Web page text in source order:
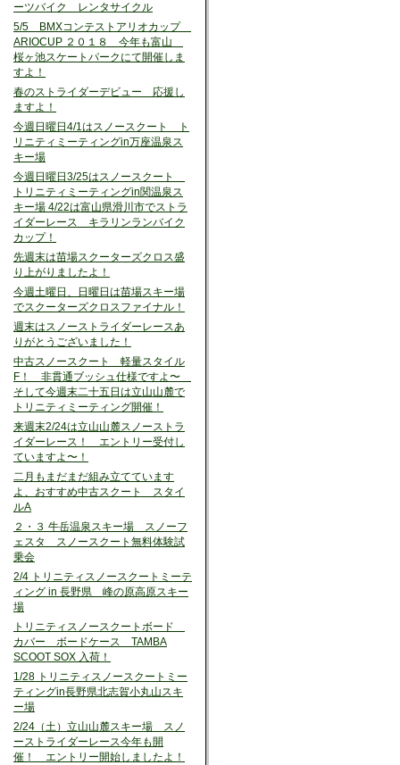
ーツバイク レンタサイクル
5/5 BMXコンテストアリオカップ
ARIOCUP ２０１８ 今年も富山
桜ヶ池スケートパークにて開催しま
すよ！
春のストライダーデビュー 応援し
ますよ！
今週日曜日4/1はスノースクート ト
リニティミーティングin万座温泉ス
キー場
今週日曜日3/25はスノースクート
トリニティミーティングin関温泉ス
キー場 4/22は富山県滑川市でストラ
イダーレース キラリンランバイク
カップ！
先週末は苗場スクーターズクロス盛
り上がりましたよ！
今週土曜日、日曜日は苗場スキー場
でスクーターズクロスファイナル！
週末はスノーストライダーレースあ
りがとうございました！
中古スノースクート 軽量スタイル
F！ 非貫通ブッシュ仕様ですよ〜
そして今週末二十五日は立山山麓で
トリニティミーティング開催！
来週末2/24は立山山麓スノーストラ
イダーレース！ エントリー受付し
ていますよ〜！
二月もまだまだ組み立てています
よ、おすすめ中古スクート スタイ
ルA
２・３ 牛岳温泉スキー場 スノーフ
ェスタ スノースクート無料体験試
乗会
2/4 トリニティスノースクートミーテ
ィング in 長野県 峰の原高原スキー
場
トリニティスノースクートボード
カバー ボードケース TAMBA
SCOOT SOX 入荷！
1/28 トリニティスノースクートミー
ティングin長野県北志賀小丸山スキ
ー場
2/24（土）立山山麓スキー場 スノ
ーストライダーレース今年も開
催！ エントリー開始しましたよ！